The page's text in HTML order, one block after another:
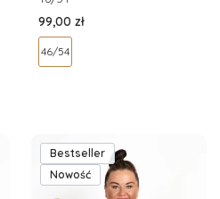
Cena
99,00 zł
46/54
Bestseller
Nowość